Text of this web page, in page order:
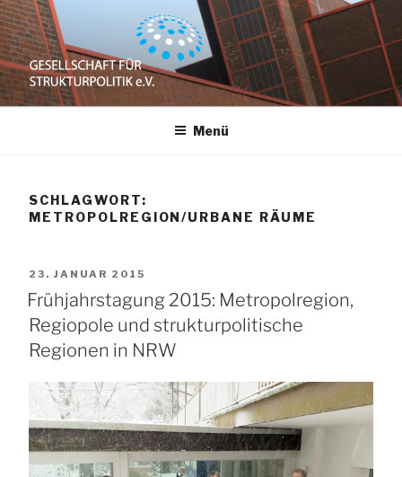
Zum
Inhalt
springen
GESELLSCHAFT
STRUKTURPOLITIK
e.V.
Menü
SCHLAGWORT:
METROPOLREGION/URBANE RÄUME
VERÖFFENTLICHT
AM
23. JANUAR 2015
Frühjahrstagung 2015: Metropolregion,
Regiopole und strukturpolitische
Regionen in NRW